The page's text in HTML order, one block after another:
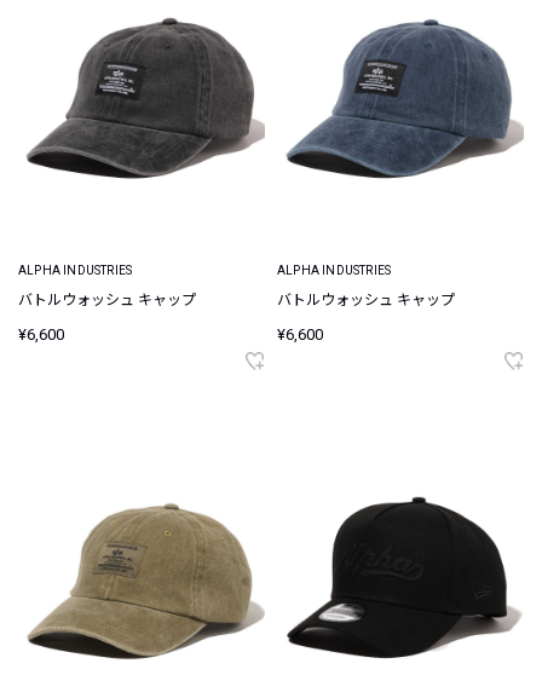
ALPHA INDUSTRIES
バトルウォッシュ キャップ
¥6,600
ALPHA INDUSTRIES
バトルウォッシュ キャップ
¥6,600